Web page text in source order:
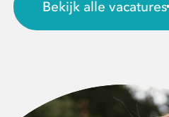
Bekijk alle vacatures